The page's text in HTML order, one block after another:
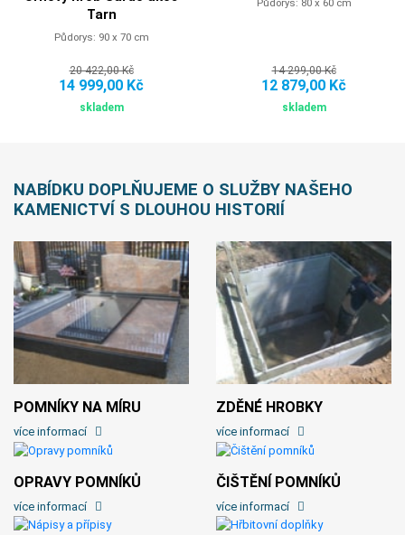
Tarn
Půdorys: 90 x 70 cm
20 422,00 Kč
14 999,00 Kč
skladem
14 299,00 Kč
12 879,00 Kč
skladem
NABÍDKU DOPLŇUJEME O SLUŽBY NAŠEHO
KAMENICTVÍ S DLOUHOU HISTORIÍ
POMNÍKY NA MÍRU
více informací
ZDĚNÉ HROBKY
více informací
OPRAVY POMNÍKŮ
více informací
ČIŠTĚNÍ POMNÍKŮ
více informací